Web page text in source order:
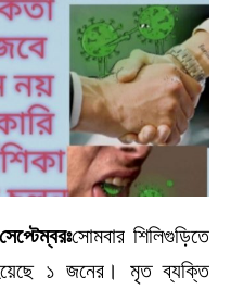
সোমবার শিলিগুড়িতে
১ জনের। মৃত ব্যক্তি